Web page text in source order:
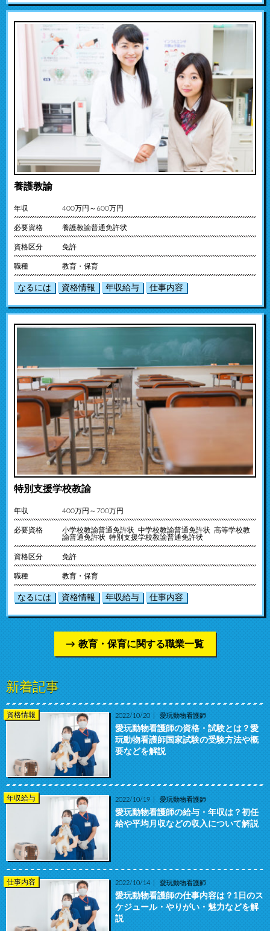
養護教諭
年収 400万円～600万円
必要資格 養護教諭普通免許状
資格区分 免許
職種 教育・保育
なるには 資格情報 年収給与 仕事内容
特別支援学校教諭
年収 400万円～700万円
必要資格
小学校教諭普通免許状 中学校教諭普通免許状 高等学校教
諭普通免許状 特別支援学校教諭普通免許状
資格区分 免許
職種 教育・保育
なるには 資格情報 年収給与 仕事内容
教育・保育に関する職業一覧
新着記事
資格情報 2022/10/20 愛玩動物看護師
愛玩動物看護師の資格・試験とは？愛
玩動物看護師国家試験の受験方法や概
要などを解説
年収給与 2022/10/19 愛玩動物看護師
愛玩動物看護師の給与・年収は？初任
給や平均月収などの収入について解説
仕事内容 2022/10/14 愛玩動物看護師
愛玩動物看護師の仕事内容は？1日のス
ケジュール・やりがい・魅力などを解
説